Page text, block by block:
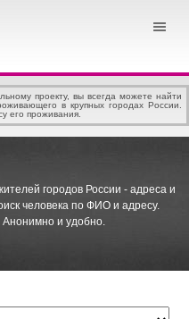
проекту, вы всегда можете найти
в крупных городах России.
его проживания.
городов России - адреса и
человека по ФИО и адресу.
Анонимно и удобно.